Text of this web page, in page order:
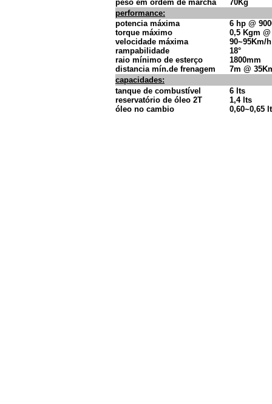
peso em ordem de marcha
70Kg
performance:
potencia máxima
torque máximo
velocidade máxima
rampabilidade
raio mínimo de esterço
distancia mín.de frenagem
6 hp @
0,5 Kgm
90~95Km/h
18°
1800mm
7m @
capacidades:
tanque de combustível
reservatório de óleo 2T
óleo no cambio
6 lts
1,4 lts
0,60~0,65